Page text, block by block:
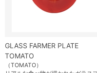
GLASS FARMER PLATE
TOMATO
（TOMATO）